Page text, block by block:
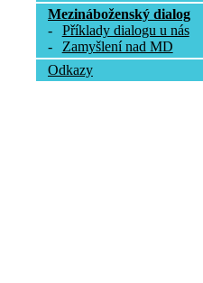
Mezináboženský dialog
-
Příklady dialogu u nás
-
Zamyšlení nad MD
Odkazy